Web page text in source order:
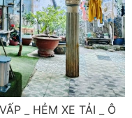
_ HẺM XE TẢI _ Ô